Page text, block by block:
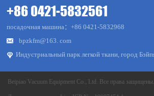
+86 0421-5832561
посадочная машина：+86 0421-5832968
bpzkfm@163. com
Индустриальный парк легкой ткани, город
Beipiao Vacuum Equipment Co., Ltd. Все права